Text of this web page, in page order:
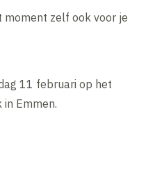
moment zelf ook voor je
11 februari op het
Emmen.